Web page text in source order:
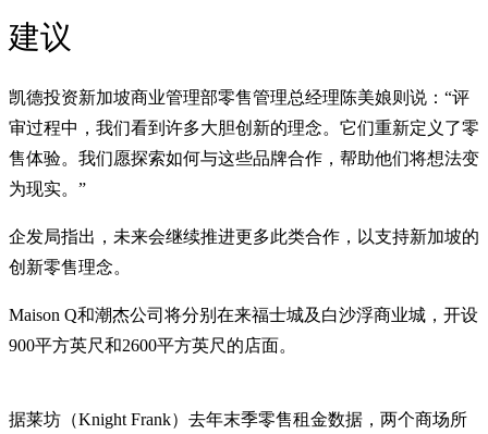
建议
凯德投资新加坡商业管理部零售管理总经理陈美娘则说：“评
审过程中，我们看到许多大胆创新的理念。它们重新定义了零
售体验。我们愿探索如何与这些品牌合作，帮助他们将想法变
为现实。”
企发局指出，未来会继续推进更多此类合作，以支持新加坡的
创新零售理念。
Maison Q和潮杰公司将分别在来福士城及白沙浮商业城，开设
900平方英尺和2600平方英尺的店面。
据莱坊（Knight Frank）去年末季零售租金数据，两个商场所